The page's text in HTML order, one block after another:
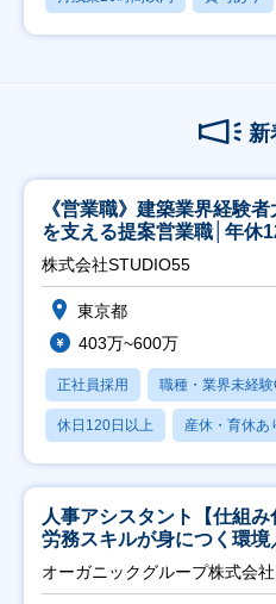
新
《営業職》建築業界経験
を支える提案営業職│年休
株式会社STUDIO55
東京都
403万~600万
正社員採用 職種・業界未経験
休日120日以上 産休・育休あ
人事アシスタント【仕組み
労務スキルが身につく環
会社】
オーガニックグループ株式会社